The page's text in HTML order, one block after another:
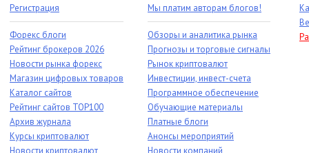
Регистрация
Форекс блоги
Рейтинг брокеров 2026
Новости рынка форекс
Магазин цифровых товаров
Каталог сайтов
Рейтинг сайтов TOP100
Архив журнала
Курсы криптовалют
Новости криптовалют
Мы платим авторам блогов!
Обзоры и аналитика рынка
Прогнозы и торговые сигналы
Рынок криптовалют
Инвестиции, инвест-счета
Программное обеспечение
Обучающие материалы
Платные блоги
Анонсы мероприятий
Новости компаний